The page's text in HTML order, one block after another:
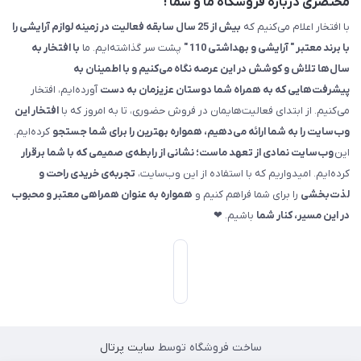
با افتخار اعلام می‌کنیم که
بیش از 25 سال سابقه فعالیت در زمینه لوازم آرایشی را
با برند معتبر " آرایشی و بهداشتی 110 "
پشت سر گذاشته‌ایم. ما با افتخار به
سال‌ها تلاش و کوشش در این عرصه نگاه می‌کنیم و با اطمینان به
پیشرفت‌هایی که به همراه شما دوستان عزیزمان به دستآورده‌ایم، افتخار
می‌کنیم. از ابتدای فعالیت‌هایمان در فروش حضوری، تا به امروز که با افتخار این
وب‌سایت را به شما ارائه می‌دهیم، همواره بهترین را برای شما جستجو کرده‌ایم.
اینوب‌سایت نمادی از تعهد ماست؛ نشانی از رابطه‌ی صمیمی که با شما برقرار
کرده‌ایم. امیدواریم که با استفاده از این وب‌سایت، تجربه‌ی خریدی راحت و
لذت‌بخشی را برای شما فراهم کنیم و همواره به عنوان همراهی معتبر و محبوب
در این مسیر، کنار شما باشیم. ❤
ساخت فروشگاه توسط سایت پرتال